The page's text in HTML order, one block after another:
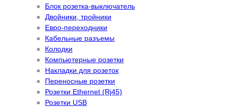
Блок розетка-выключатель
Двойники, тройники
Евро-переходники
Кабельные разъемы
Колодки
Компьютерные розетки
Накладки для розеток
Переносные розетки
Розетки Ethernet (Rj45)
Розетки USB